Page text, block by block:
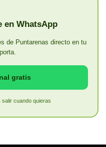
en WhatsApp
de Puntarenas directo en tu
gratis
salir cuando quieras